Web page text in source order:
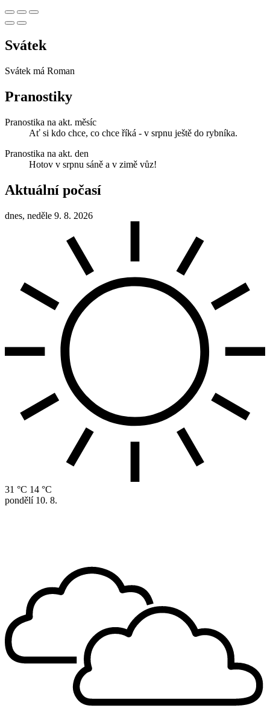
Svátek
Svátek má Roman
Pranostiky
Pranostika na akt. měsíc
Ať si kdo chce, co chce říká - v srpnu ještě do rybníka.
Pranostika na akt. den
Hotov v srpnu sáně a v zimě vůz!
Aktuální počasí
dnes, neděle 9. 8. 2026
31 °C 14 °C
pondělí 10. 8.